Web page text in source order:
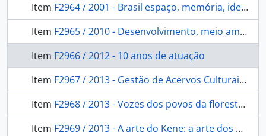
Item F2964 / 2001 - Brasil espaço, memória, identidade
Item F2965 / 2010 - Desenvolvimento, meio ambiente e direitos dos índios: da necessidade de um novo ethos jurídico.
Item F2966 / 2012 - 10 anos de atuação
Item F2967 / 2013 - Gestão de Acervos Culturais em Centros de Formação, de Documentação, de Cultura e Museus Indígenas no Brasil: Documento Base do Seminário Temático.
Item F2968 / 2013 - Vozes dos povos da floresta: poucos conhecidos dos brasileiros, cantos milenares e narrativas míticas dos ameríndios oferecem uma outra forma de se relacionar com o Brasil e o meio ambiente.
Item F2969 / 2013 - A arte do Kene: a arte dos Huni Kui.